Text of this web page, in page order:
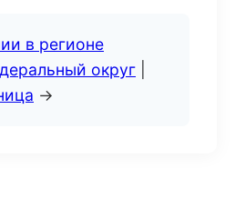
в регионе
округ
→